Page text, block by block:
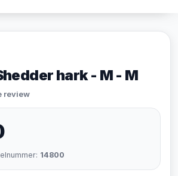
hark - M - M
review
14800